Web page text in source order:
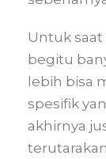
Untuk saat
begitu
lebih bisa
spesifik
akhirnya